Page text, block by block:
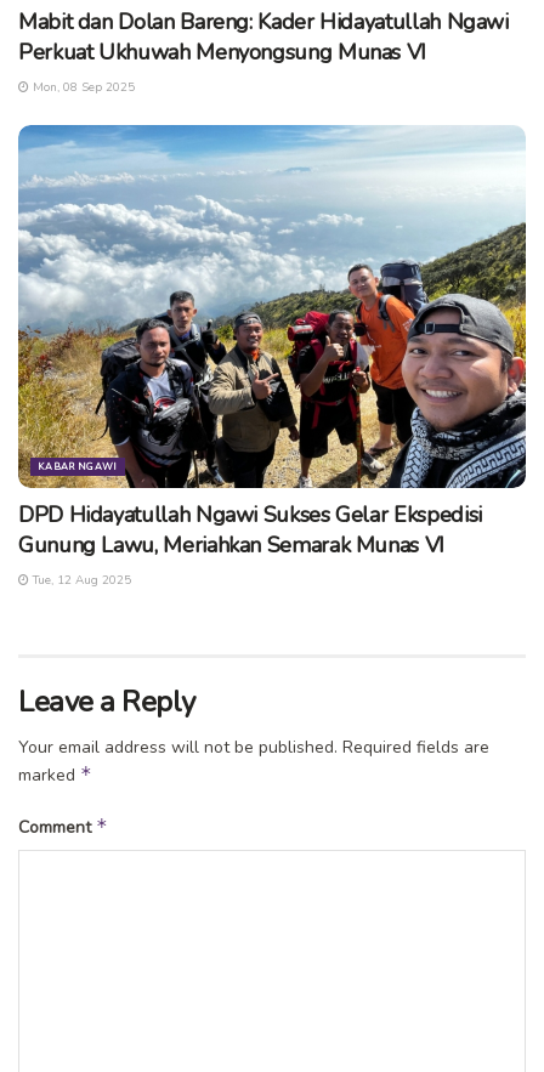
Mabit dan Dolan Bareng: Kader Hidayatullah Ngawi
Perkuat Ukhuwah Menyongsung Munas VI
Mon, 08 Sep 2025
KABAR NGAWI
DPD Hidayatullah Ngawi Sukses Gelar Ekspedisi
Gunung Lawu, Meriahkan Semarak Munas VI
Tue, 12 Aug 2025
Leave a Reply
Your email address will not be published. Required fields are
marked *
Comment *